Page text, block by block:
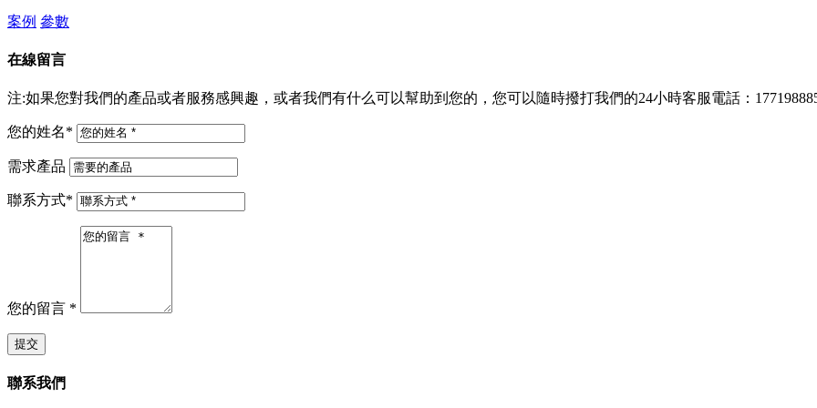
案例 參數
在線留言
注:如果您對我們的產品或者服務感興趣，或者我們有什么可以幫助到您的，您可以隨時撥打我們的24小時客服電話：
您的姓名*
需求產品
聯系方式*
您的留言 *
聯系我們